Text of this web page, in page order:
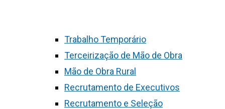
Trabalho Temporário
Terceirização de Mão de Obra
Mão de Obra Rural
Recrutamento de Executivos
Recrutamento e Seleção